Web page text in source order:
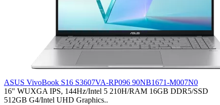
ASUS VivoBook S16 S3607VA-RP096 90NB1671-M007N0
16" WUXGA IPS, 144Hz/Intel 5 210H/RAM 16GB DDR5/SSD
512GB G4/Intel UHD Graphics..